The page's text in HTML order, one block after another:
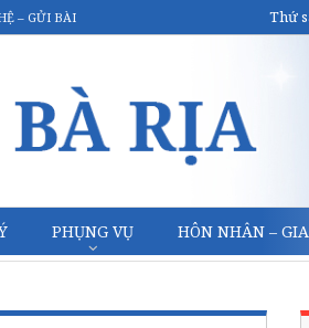
– GỬI BÀI Thứ
PHỤNG VỤ HÔN NHÂN –